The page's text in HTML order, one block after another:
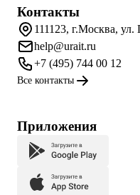
Контакты
111123, г.Москва, ул.
help@urait.ru
+7 (495) 744 00 12
Все контакты
Приложения